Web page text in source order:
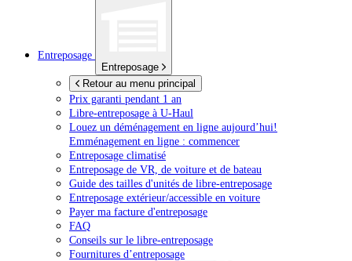
Entreposage
Entreposage
Retour au menu principal
Prix garanti pendant 1 an
Libre-entreposage à U-Haul
Louez un déménagement en ligne aujourd’hui!
Emménagement en ligne : commencer
Entreposage climatisé
Entreposage de VR, de voiture et de bateau
Guide des tailles d'unités de libre-entreposage
Entreposage extérieur/accessible en voiture
Payer ma facture d'entreposage
FAQ
Conseils sur le libre-entreposage
Fournitures d’entreposage